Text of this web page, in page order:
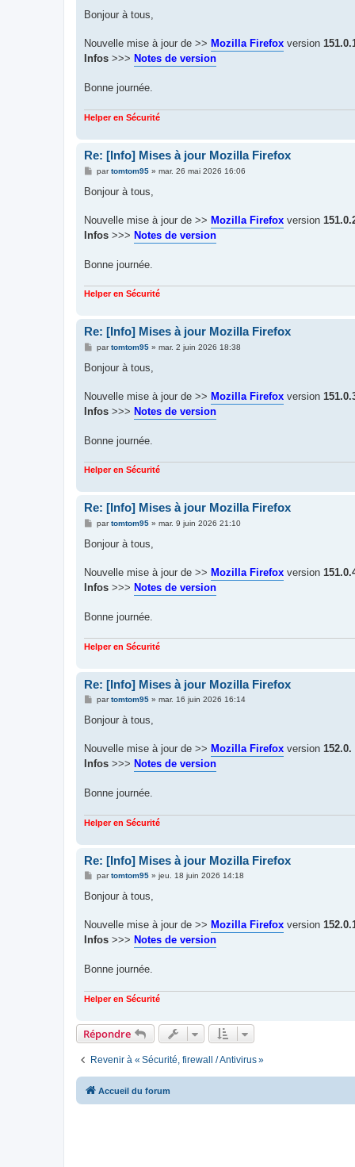
s
g
Bonjour à tous,
Nouvelle mise à jour de >> Mozilla Firefox version
Infos >>> Notes de version
Bonne journée.
Helper en Sécurité
Re: [Info] Mises à jour Mozilla Firefox
M
s
g
partomtom95» mar. 26 mai 2026 16:06
Bonjour à tous,
Nouvelle mise à jour de >> Mozilla Firefox version
Infos >>> Notes de version
Bonne journée.
Helper en Sécurité
Re: [Info] Mises à jour Mozilla Firefox
M
s
g
partomtom95» mar. 2 juin 2026 18:38
Bonjour à tous,
Nouvelle mise à jour de >> Mozilla Firefox version
Infos >>> Notes de version
Bonne journée.
Helper en Sécurité
Re: [Info] Mises à jour Mozilla Firefox
M
s
g
partomtom95» mar. 9 juin 2026 21:10
Bonjour à tous,
Nouvelle mise à jour de >> Mozilla Firefox version
Infos >>> Notes de version
Bonne journée.
Helper en Sécurité
Re: [Info] Mises à jour Mozilla Firefox
M
s
g
partomtom95» mar. 16 juin 2026 16:14
Bonjour à tous,
Nouvelle mise à jour de >> Mozilla Firefox version 152.0.
Infos >>> Notes de version
Bonne journée.
Helper en Sécurité
Re: [Info] Mises à jour Mozilla Firefox
M
s
g
partomtom95» jeu. 18 juin 2026 14:18
Bonjour à tous,
Nouvelle mise à jour de >> Mozilla Firefox version
Infos >>> Notes de version
Bonne journée.
Helper en Sécurité
Répondre
Revenir à « Sécurité, firewall / Antivirus »
Accueil du forum